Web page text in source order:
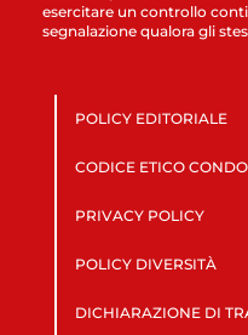
esercitare un controllo
segnalazione qualora gli
POLICY EDITORIALE
CODICE ETICO
PRIVACY POLICY
POLICY DIVERSITÀ
DICHIARAZIONE DI